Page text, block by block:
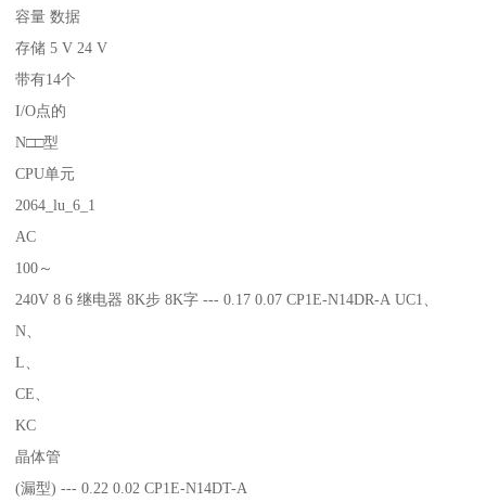
容量 数据
存储 5 V 24 V
带有14个
I/O点的
N□□型
CPU单元
2064_lu_6_1
AC
100～
240V 8 6 继电器 8K步 8K字 --- 0.17 0.07 CP1E-N14DR-A UC1、
N、
L、
CE、
KC
晶体管
(漏型) --- 0.22 0.02 CP1E-N14DT-A